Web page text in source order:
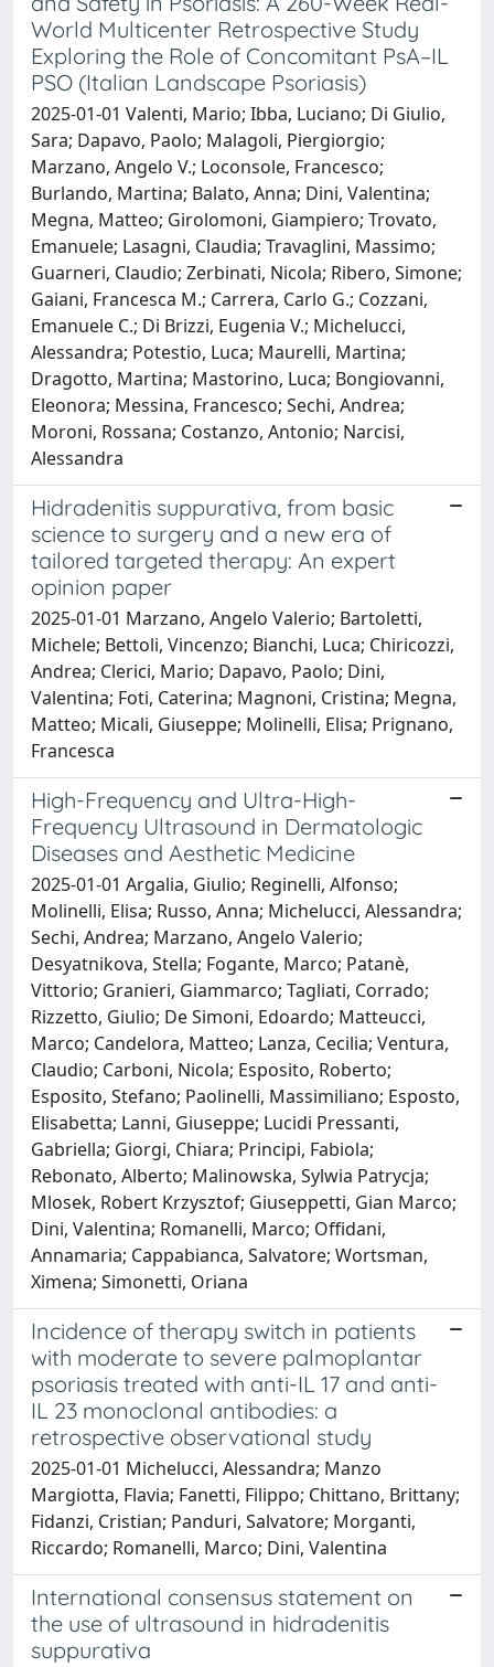
World Multicenter Retrospective Study
Exploring the Role of Concomitant PsA–IL
PSO (Italian Landscape Psoriasis)
2025-01-01 Valenti, Mario; Ibba, Luciano; Di Giulio,
Sara; Dapavo, Paolo; Malagoli, Piergiorgio;
Marzano, Angelo V.; Loconsole, Francesco;
Burlando, Martina; Balato, Anna; Dini, Valentina;
Megna, Matteo; Girolomoni, Giampiero; Trovato,
Emanuele; Lasagni, Claudia; Travaglini, Massimo;
Guarneri, Claudio; Zerbinati, Nicola; Ribero, Simone;
Gaiani, Francesca M.; Carrera, Carlo G.; Cozzani,
Emanuele C.; Di Brizzi, Eugenia V.; Michelucci,
Alessandra; Potestio, Luca; Maurelli, Martina;
Dragotto, Martina; Mastorino, Luca; Bongiovanni,
Eleonora; Messina, Francesco; Sechi, Andrea;
Moroni, Rossana; Costanzo, Antonio; Narcisi,
Alessandra
Hidradenitis suppurativa, from basic
science to surgery and a new era of
tailored targeted therapy: An expert
opinion paper
2025-01-01 Marzano, Angelo Valerio; Bartoletti,
Michele; Bettoli, Vincenzo; Bianchi, Luca; Chiricozzi,
Andrea; Clerici, Mario; Dapavo, Paolo; Dini,
Valentina; Foti, Caterina; Magnoni, Cristina; Megna,
Matteo; Micali, Giuseppe; Molinelli, Elisa; Prignano,
Francesca
High-Frequency and Ultra-High-
Frequency Ultrasound in Dermatologic
Diseases and Aesthetic Medicine
2025-01-01 Argalia, Giulio; Reginelli, Alfonso;
Molinelli, Elisa; Russo, Anna; Michelucci, Alessandra;
Sechi, Andrea; Marzano, Angelo Valerio;
Desyatnikova, Stella; Fogante, Marco; Patanè,
Vittorio; Granieri, Giammarco; Tagliati, Corrado;
Rizzetto, Giulio; De Simoni, Edoardo; Matteucci,
Marco; Candelora, Matteo; Lanza, Cecilia; Ventura,
Claudio; Carboni, Nicola; Esposito, Roberto;
Esposito, Stefano; Paolinelli, Massimiliano; Esposto,
Elisabetta; Lanni, Giuseppe; Lucidi Pressanti,
Gabriella; Giorgi, Chiara; Principi, Fabiola;
Rebonato, Alberto; Malinowska, Sylwia Patrycja;
Mlosek, Robert Krzysztof; Giuseppetti, Gian Marco;
Dini, Valentina; Romanelli, Marco; Offidani,
Annamaria; Cappabianca, Salvatore; Wortsman,
Ximena; Simonetti, Oriana
Incidence of therapy switch in patients
with moderate to severe palmoplantar
psoriasis treated with anti-IL 17 and anti-
IL 23 monoclonal antibodies: a
retrospective observational study
2025-01-01 Michelucci, Alessandra; Manzo
Margiotta, Flavia; Fanetti, Filippo; Chittano, Brittany;
Fidanzi, Cristian; Panduri, Salvatore; Morganti,
Riccardo; Romanelli, Marco; Dini, Valentina
International consensus statement on
the use of ultrasound in hidradenitis
suppurativa